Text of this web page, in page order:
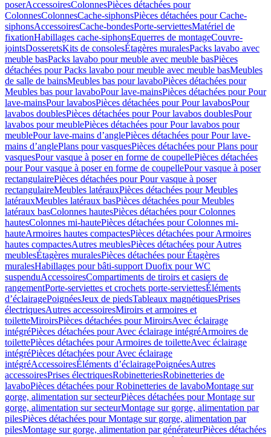
poserAccessoiresColonnesPièces détachées pour
ColonnesColonnesCache-siphonsPièces détachées pour Cache-
siphonsAccessoiresCache-bondesPorte-serviettesMatériel de
fixationHabillages cache-siphonsEquerres de montageCouvre-
jointsDosseretsKits de consolesÉtagères muralesPacks lavabo avec
meuble basPacks lavabo pour meuble avec meuble basPièces
détachées pour Packs lavabo pour meuble avec meuble basMeubles
de salle de bainsMeubles bas pour lavaboPièces détachées pour
Meubles bas pour lavaboPour lave-mainsPièces détachées pour Pour
lave-mainsPour lavabosPièces détachées pour Pour lavabosPour
lavabos doublesPièces détachées pour Pour lavabos doublesPour
lavabos pour meublePièces détachées pour Pour lavabos pour
meublePour lave-mains d’anglePièces détachées pour Pour lave-
mains d’anglePlans pour vasquesPièces détachées pour Plans pour
vasquesPour vasque à poser en forme de coupellePièces détachées
pour Pour vasque à poser en forme de coupellePour vasque à poser
rectangulairePièces détachées pour Pour vasque à poser
rectangulaireMeubles latérauxPièces détachées pour Meubles
latérauxMeubles latéraux basPièces détachées pour Meubles
latéraux basColonnes hautesPièces détachées pour Colonnes
hautesColonnes mi-hautePièces détachées pour Colonnes mi-
hauteArmoires hautes compactesPièces détachées pour Armoires
hautes compactesAutres meublesPièces détachées pour Autres
meublesÉtagères muralesPièces détachées pour Étagères
muralesHabillages pour bâti-support Duofix pour WC
suspenduAccessoiresCompartiments de tiroirs et casiers de
rangementPorte-serviettes et crochets porte-serviettesÉléments
d’éclairagePoignéesJeux de piedsTableaux magnétiquesPrises
électriquesAutres accessoiresMiroirs et armoires et
toiletteMiroirsPièces détachées pour MiroirsAvec éclairage
intégréPièces détachées pour Avec éclairage intégréArmoires de
toilettePièces détachées pour Armoires de toiletteAvec éclairage
intégréPièces détachées pour Avec éclairage
intégréAccessoiresÉléments d’éclairagePoignéesAutres
accessoiresPrises électriquesRobinetteriesRobinetteries de
lavaboPièces détachées pour Robinetteries de lavaboMontage sur
gorge, alimentation sur secteurPièces détachées pour Montage sur
gorge, alimentation sur secteurMontage sur gorge, alimentation par
pilesPièces détachées pour Montage sur gorge, alimentation par
pilesMontage sur gorge, alimentation par générateurPièces détachées